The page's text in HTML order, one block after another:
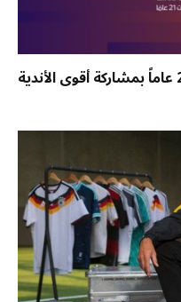
انطلاق دوري جوّي للنخبة تحت 21 عاماً بمشاركة أقوى الأندية